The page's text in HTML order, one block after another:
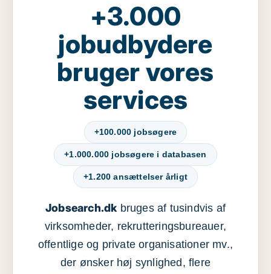
+3.000
jobudbydere
bruger vores
services
+100.000 jobsøgere
+1.000.000 jobsøgere i databasen
+1.200 ansættelser årligt
Jobsearch.dkbruges af tusindvis af
virksomheder, rekrutteringsbureauer,
offentlige og private organisationer mv.,
der ønsker høj synlighed, flere